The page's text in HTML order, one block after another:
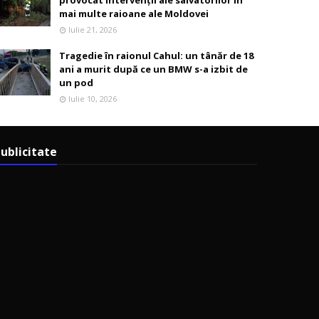
mai multe raioane ale Moldovei
Iulie 21, 2026
Tragedie în raionul Cahul: un tânăr de 18
ani a murit după ce un BMW s-a izbit de
un pod
Iulie 10, 2026